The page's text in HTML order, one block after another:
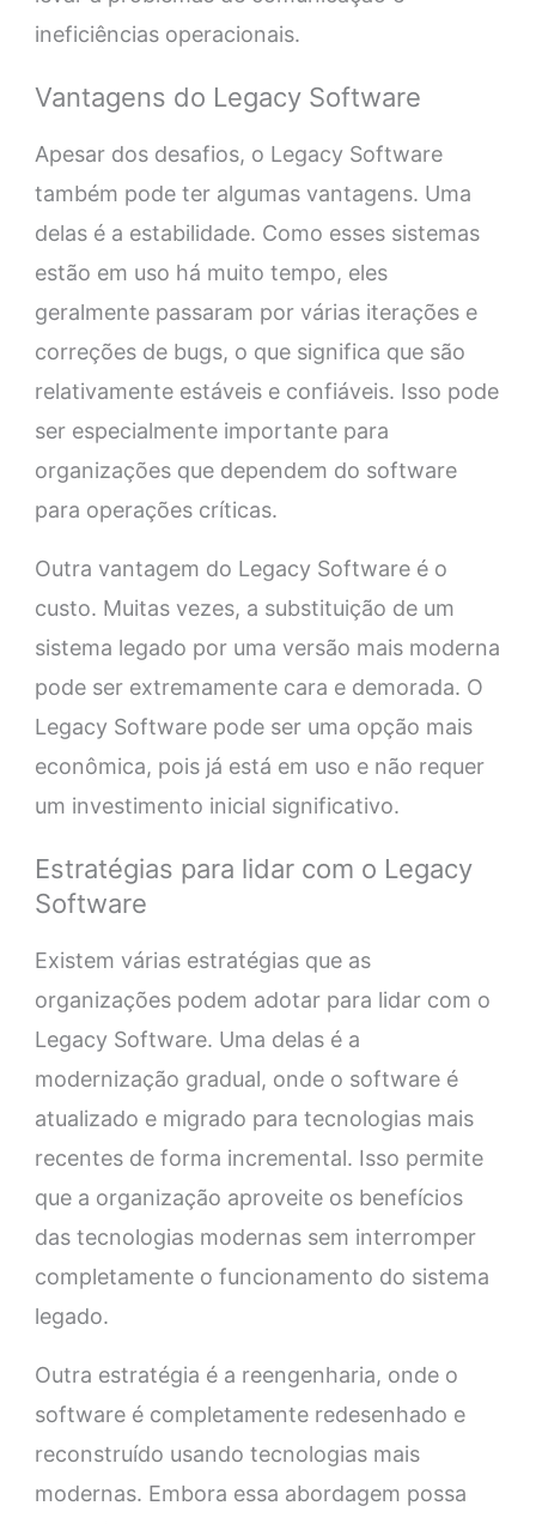
ineficiências operacionais.
Vantagens do Legacy Software
Apesar dos desafios, o Legacy Software
também pode ter algumas vantagens. Uma
delas é a estabilidade. Como esses sistemas
estão em uso há muito tempo, eles
geralmente passaram por várias iterações e
correções de bugs, o que significa que são
relativamente estáveis e confiáveis. Isso pode
ser especialmente importante para
organizações que dependem do software
para operações críticas.
Outra vantagem do Legacy Software é o
custo. Muitas vezes, a substituição de um
sistema legado por uma versão mais moderna
pode ser extremamente cara e demorada. O
Legacy Software pode ser uma opção mais
econômica, pois já está em uso e não requer
um investimento inicial significativo.
Estratégias para lidar com o Legacy
Software
Existem várias estratégias que as
organizações podem adotar para lidar com o
Legacy Software. Uma delas é a
modernização gradual, onde o software é
atualizado e migrado para tecnologias mais
recentes de forma incremental. Isso permite
que a organização aproveite os benefícios
das tecnologias modernas sem interromper
completamente o funcionamento do sistema
legado.
Outra estratégia é a reengenharia, onde o
software é completamente redesenhado e
reconstruído usando tecnologias mais
modernas. Embora essa abordagem possa